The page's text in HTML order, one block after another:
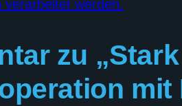
verarbeitet werden.
zu
mit